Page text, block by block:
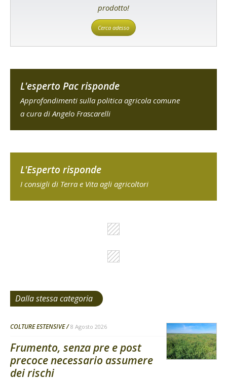
prodotto!
Cerca adesso
L'esperto Pac risponde
Approfondimenti sulla politica agricola comune
a cura di Angelo Frascarelli
L'Esperto risponde
I consigli di Terra e Vita agli agricoltori
Dalla stessa categoria
COLTURE ESTENSIVE 8 Agosto 2026
Frumento, senza pre e post
precoce necessario assumere
dei rischi